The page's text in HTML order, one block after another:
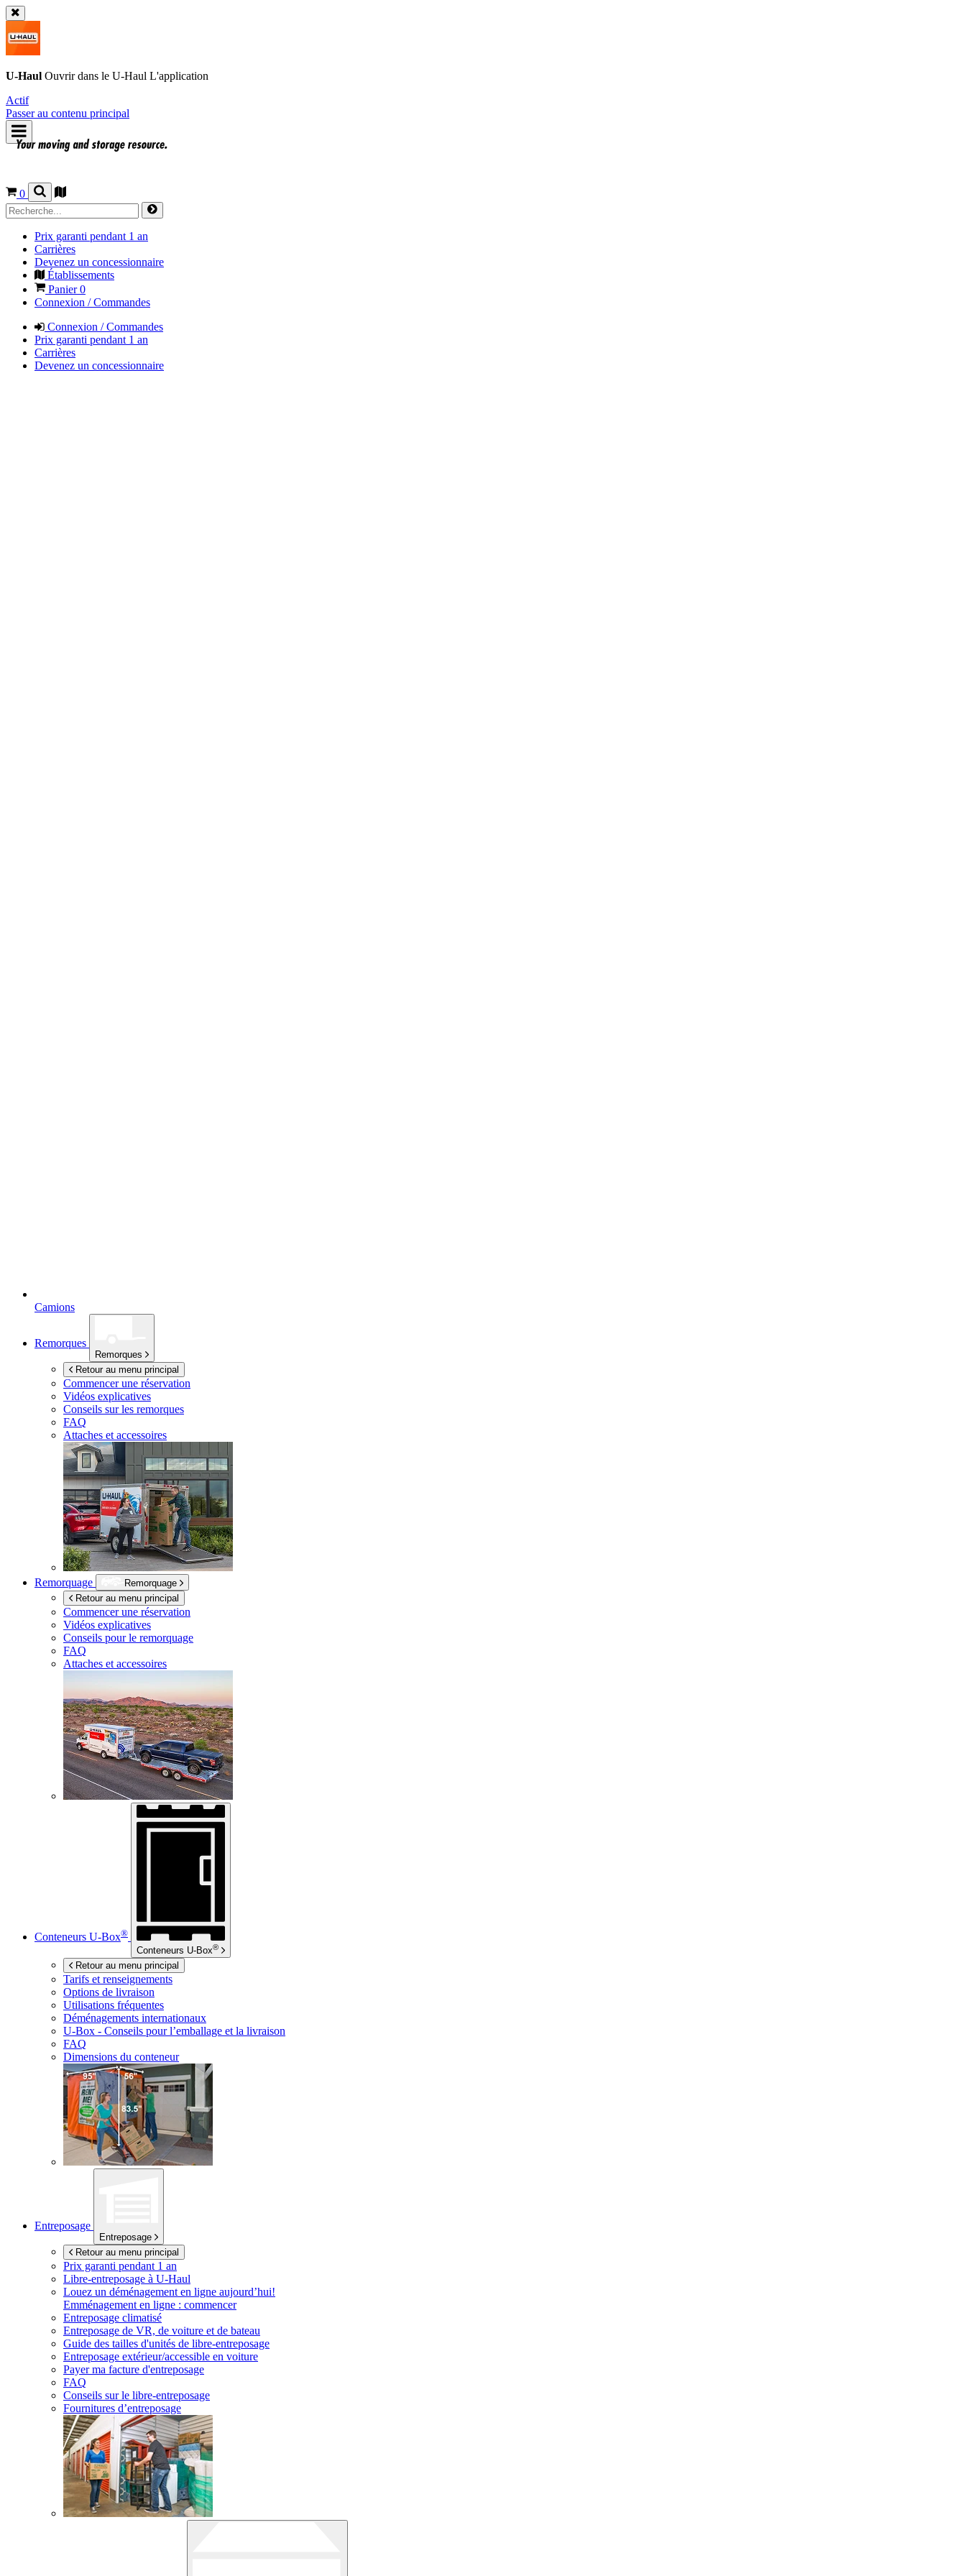
U-Haul Ouvrir dans le U-Haul L'application
Actif
Passer au contenu principal
0
Prix garanti pendant 1 an
Carrières
Devenez un concessionnaire
Établissements
Panier0
Connexion / Commandes
Connexion / Commandes
Prix garanti pendant 1 an
Carrières
Devenez un concessionnaire
Camions
Remorques
Remorques
Retour au menu principal
Commencer une réservation
Vidéos explicatives
Conseils sur les remorques
FAQ
Attaches et accessoires
Remorquage
Remorquage
Retour au menu principal
Commencer une réservation
Vidéos explicatives
Conseils pour le remorquage
FAQ
Attaches et accessoires
Conteneurs U-Box®
Conteneurs U-Box®
Retour au menu principal
Tarifs et renseignements
Options de livraison
Utilisations fréquentes
Déménagements internationaux
U-Box - Conseils pour l’emballage et la livraison
FAQ
Dimensions du conteneur
Entreposage
Entreposage
Retour au menu principal
Prix garanti pendant 1 an
Libre-entreposage à U-Haul
Louez un déménagement en ligne aujourd’hui!
Emménagement en ligne : commencer
Entreposage climatisé
Entreposage de VR, de voiture et de bateau
Guide des tailles d'unités de libre-entreposage
Entreposage extérieur/accessible en voiture
Payer ma facture d'entreposage
FAQ
Conseils sur le libre-entreposage
Fournitures d’entreposage